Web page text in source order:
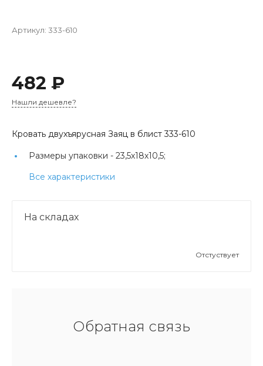
Артикул: 333-610
482 ₽
Нашли дешевле?
Кровать двухъярусная Заяц в блист 333-610
Размеры упаковки - 23,5х18х10,5;
Все характеристики
На складах
Отстуствует
Обратная связь